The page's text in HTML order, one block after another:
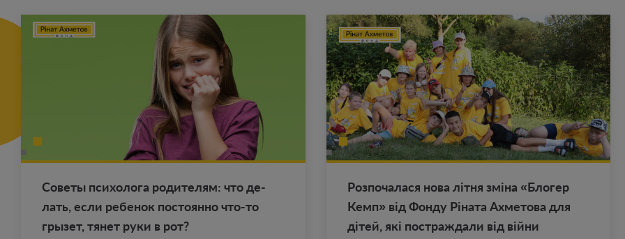
Со­ве­ты пси­хо­ло­га ро­ди­те­лям: что де­
лать, если ре­бе­нок по­сто­ян­но что-то
гры­зет, тянет руки в рот?
Роз­по­ча­ла­ся нова літня зміна «Бло­гер
Кемп» від Фонду Ріната Ах­ме­то­ва для
дітей, які по­ст­раж­да­ли від війни